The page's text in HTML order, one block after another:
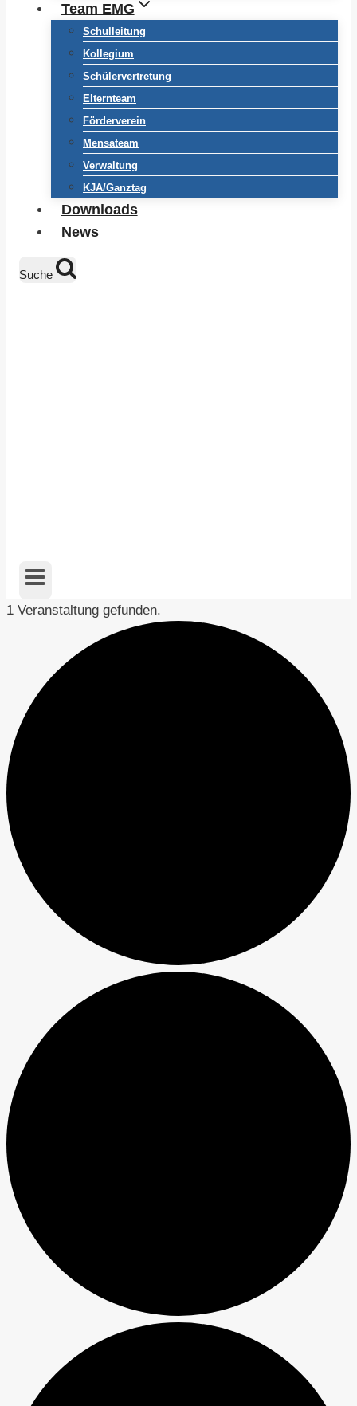
Team EMG
Schulleitung
Kollegium
Schülervertretung
Elternteam
Förderverein
Mensateam
Verwaltung
KJA/Ganztag
Downloads
News
Suche
1 Veranstaltung gefunden.